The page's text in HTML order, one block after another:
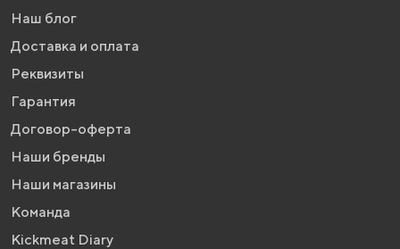
Наш блог
Доставка и оплата
Реквизиты
Гарантия
Договор-оферта
Наши бренды
Наши магазины
Команда
Kickmeat Diary